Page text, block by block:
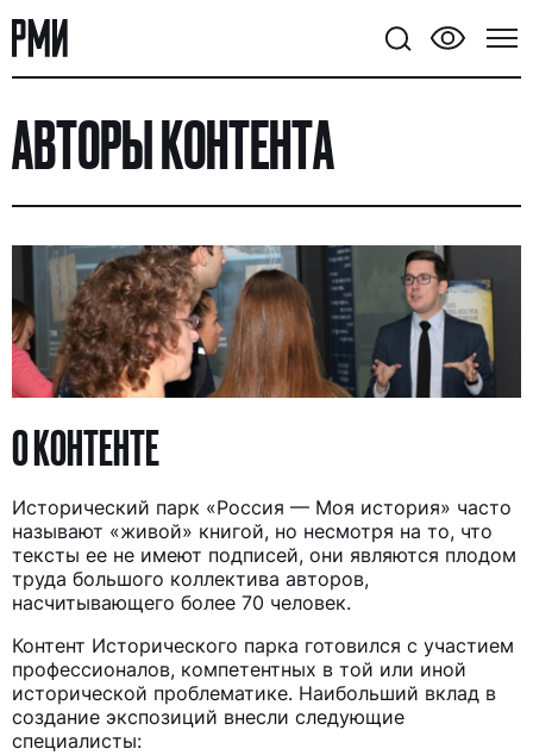
АВТОРЫ КОНТЕНТА
О КОНТЕНТЕ
Исторический парк «Россия — Моя история» часто
называют «живой» книгой, но несмотря на то, что
тексты ее не имеют подписей, они являются плодом
труда большого коллектива авторов,
насчитывающего более 70 человек.
Контент Исторического парка готовился с участием
профессионалов, компетентных в той или иной
исторической проблематике. Наибольший вклад в
создание экспозиций внесли следующие
специалисты: